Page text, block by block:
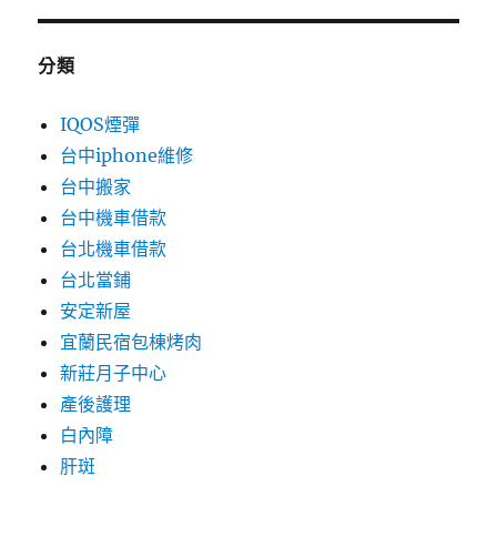
分類
IQOS煙彈
台中iphone維修
台中搬家
台中機車借款
台北機車借款
台北當鋪
安定新屋
宜蘭民宿包棟烤肉
新莊月子中心
產後護理
白內障
肝斑